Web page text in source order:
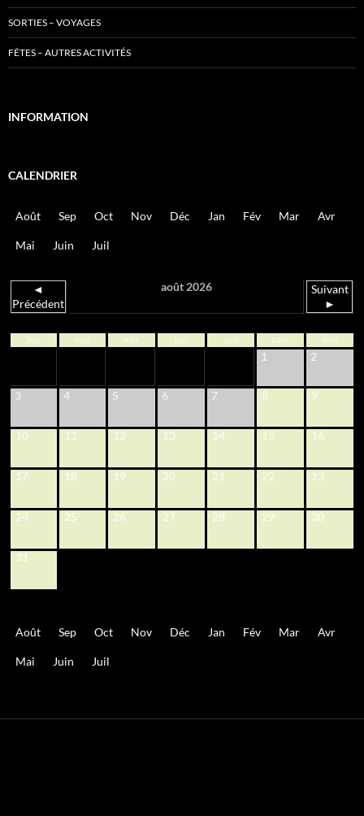
SORTIES – VOYAGES
FÊTES – AUTRES ACTIVITÉS
INFORMATION
CALENDRIER
Août Sep Oct Nov Déc Jan Fév Mar Avr
Mai Juin Juil
◄
Précédent
août 2026
Suivant
►
lun mar mer jeu ven sam dim
1 2
3 4 5 6 7 8 9
10 11 12 13 14 15 16
17 18 19 20 21 22 23
24 25 26 27 28 29 30
31
Août Sep Oct Nov Déc Jan Fév Mar Avr
Mai Juin Juil